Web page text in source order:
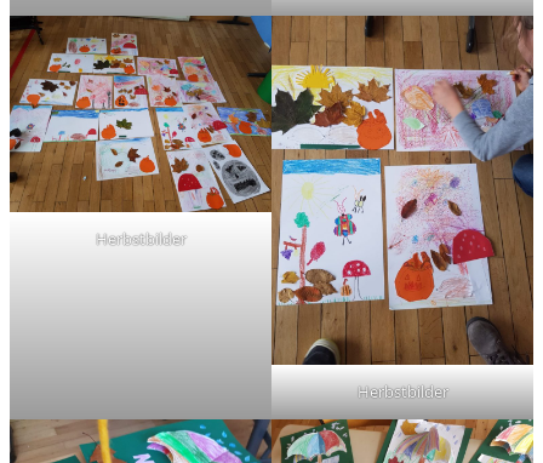
Herbstbilder
Herbstbilder